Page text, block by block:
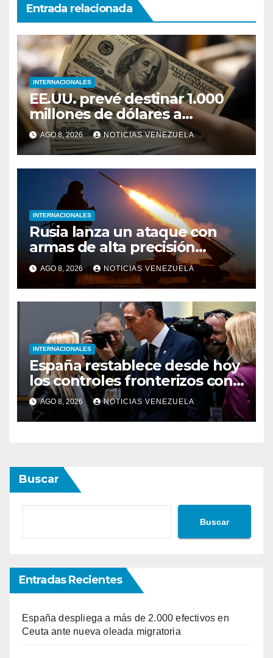
Entrada relacionada
INTERNACIONALES
EE.UU. prevé destinar 1.000
millones de dólares a
Colombia para un paquete de
seguridad
AGO 8, 2026 NOTICIAS VENEZUELA
INTERNACIONALES
Rusia lanza un ataque con
armas de alta precisión
contra la industria militar en
Kiev
AGO 8, 2026 NOTICIAS VENEZUELA
INTERNACIONALES
España restablece desde hoy
los controles fronterizos con
Italia tras el rechazo de Roma
a retirar las restricciones
AGO 8, 2026 NOTICIAS VENEZUELA
Buscar
Buscar
Entradas Recientes
España despliega a más de 2.000 efectivos en
Ceuta ante nueva oleada migratoria